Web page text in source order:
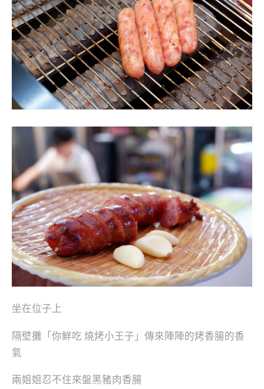
坐在位子上
隔壁攤「你鮮吃 燒烤小王子」傳來陣陣的烤香腸的香
氣
兩姐姐忍不住來盤黑豬肉香腸